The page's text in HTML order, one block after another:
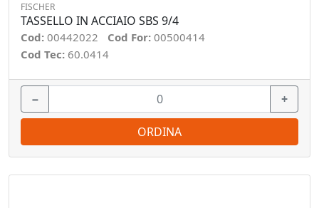
FISCHER
TASSELLO IN ACCIAIO SBS 9/4
Cod: 00442022 Cod For: 00500414
Cod Tec: 60.0414
− +
ORDINA